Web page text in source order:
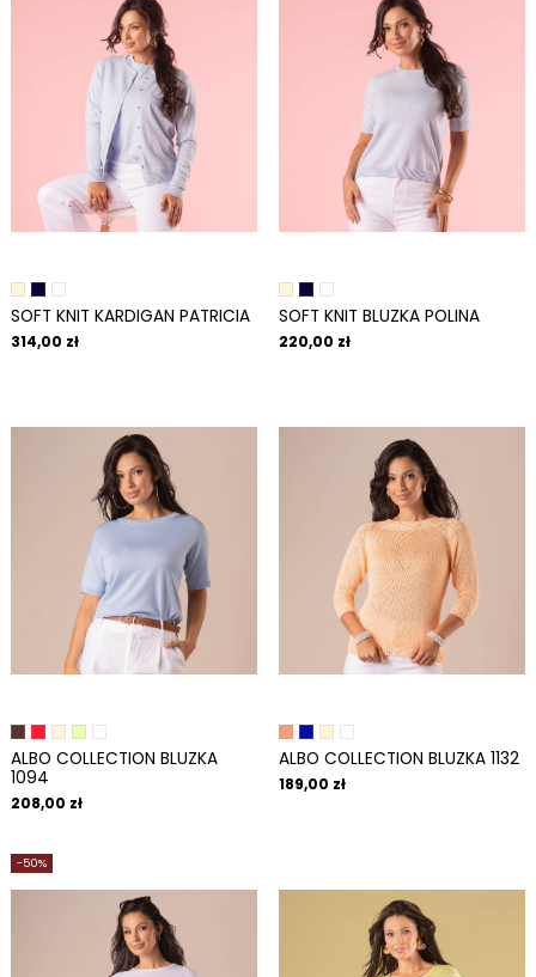
SOFT KNIT KARDIGAN PATRICIA
314,00 zł
SOFT KNIT BLUZKA POLINA
220,00 zł
ALBO COLLECTION BLUZKA
1094
208,00 zł
ALBO COLLECTION BLUZKA 1132
189,00 zł
-50%